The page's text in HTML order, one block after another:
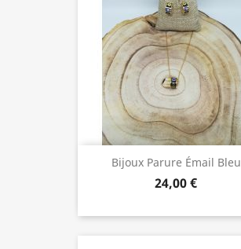
Bijoux Parure Émail Bleu
24,00 €